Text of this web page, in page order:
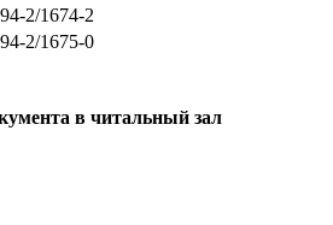
2/1674-2
2/1675-0
в читальный зал